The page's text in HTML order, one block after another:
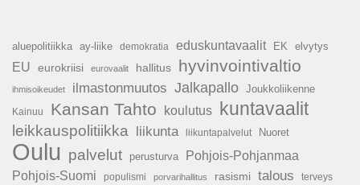
aluepolitiikka ay-liike demokratia eduskuntavaalit EK elvytys
EU eurokriisi eurovaalit hallitus hyvinvointivaltio
ihmisoikeudet ilmastonmuutos Jalkapallo Joukkoliikenne
Kainuu Kansan Tahto koulutus kuntavaalit
leikkauspolitiikka liikunta liikuntapalvelut Nuoret
Oulu palvelut perusturva
Pohjois-Pohjanmaa
Pohjois-Suomi
populismi porvarihallitus rasismi talous terveys